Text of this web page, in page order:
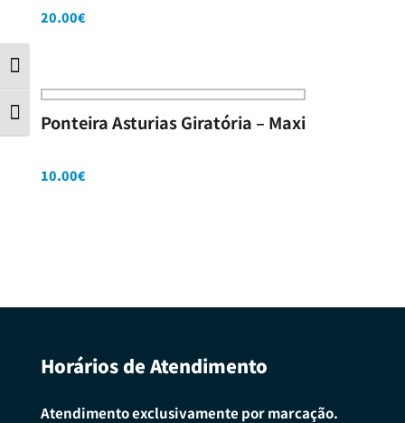
Contraste
Tamanho da letra
20.00€
Ponteira Asturias Giratória – Maxi
10.00€
Horários de Atendimento
Atendimento exclusivamente por marcação.